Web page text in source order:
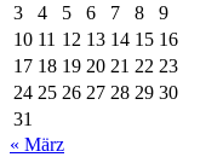
3
4 5 6 7 8
9
10 11 12 13 14 15 16
17 18 19 20 21 22 23
24 25 26 27 28 29 30
31
« März